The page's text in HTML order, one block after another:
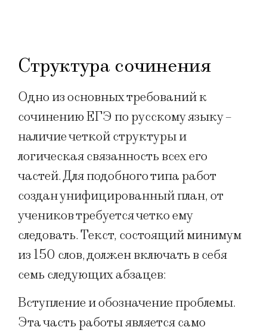
Структура сочинения
Одно из основных требований к
сочинению ЕГЭ по русскому языку –
наличие четкой структуры и
логическая связанность всех его
частей. Для подобного типа работ
создан унифицированный план, от
учеников требуется четко ему
следовать. Текст, состоящий минимум
из 150 слов, должен включать в себя
семь следующих абзацев:
Вступление и обозначение проблемы.
Эта часть работы является само